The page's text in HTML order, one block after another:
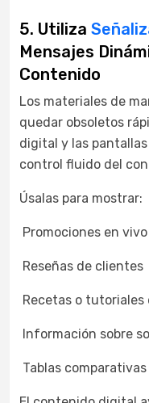
5. Utiliza
Mensajes
Contenido
Los materiales de
quedar obsoletos
digital y las
control fluido del
Úsalas para mostrar:
Promociones en vivo
Reseñas de clientes
Recetas o tutoriales
Información sobre
Tablas